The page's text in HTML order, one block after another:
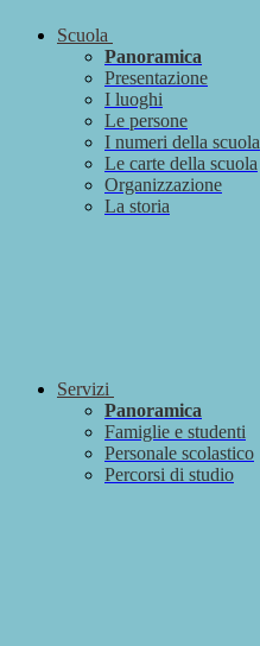
Scuola
Panoramica
Presentazione
I luoghi
Le persone
I numeri della scuola
Le carte della scuola
Organizzazione
La storia
Servizi
Panoramica
Famiglie e studenti
Personale scolastico
Percorsi di studio